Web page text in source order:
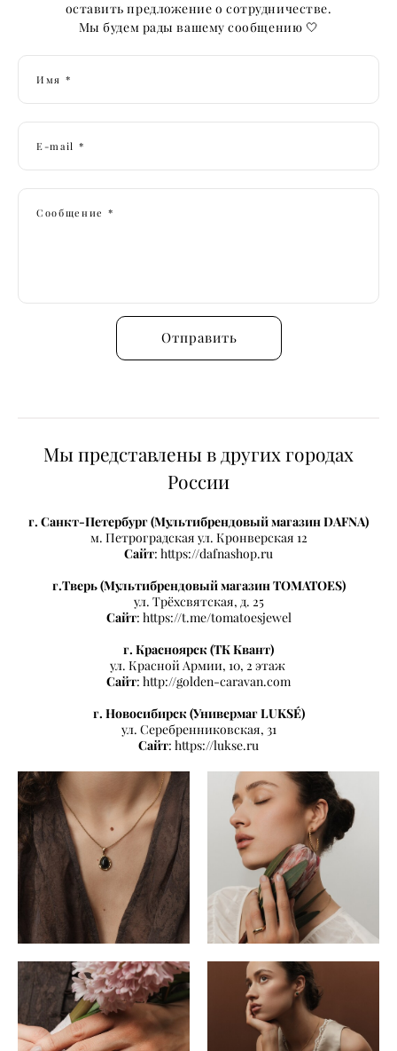
оставить предложение о сотрудничестве.
Мы будем рады вашему сообщению 🤍
Имя *
E-mail *
Сообщение *
Отправить
Мы представлены в других городах
России
г. Санкт-Петербург (Мультибрендовый магазин DAFNA)
м. Петроградская ул. Кронверская 12
Сайт: https://dafnashop.ru
г.Тверь (Мультибрендовый магазин TOMATOES)
ул. Трёхсвятская, д. 25
Сайт: https://t.me/tomatoesjewel
г. Красноярск (ТК Квант)
ул. Красной Армии, 10, 2 этаж
Сайт: http://golden-caravan.com
г. Новосибирск (Универмаг LUKSÉ)
ул. Серебренниковская, 31
Сайт: https://lukse.ru